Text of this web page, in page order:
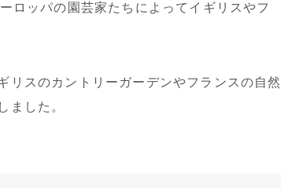
ロッパの園芸家たちによってイギリスやフ
リスのカントリーガーデンやフランスの自然
ました。